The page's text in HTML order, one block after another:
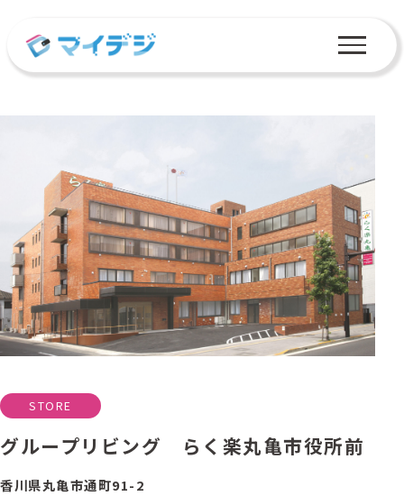
STORE
グループリビング らく楽丸亀市役所前
香川県丸亀市通町91-2